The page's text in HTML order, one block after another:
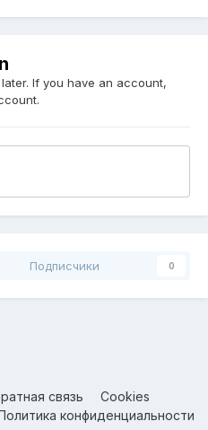
If you have an account,
Подписчики 0
связь
Cookies
конфиденциальности